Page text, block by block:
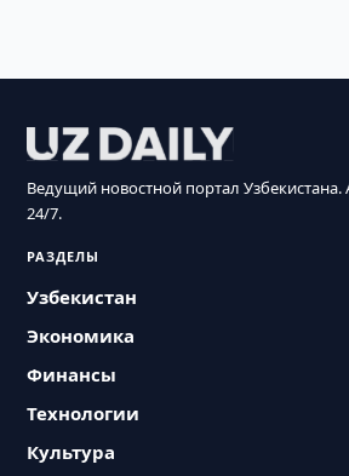
Ведущий новостной портал Узбекистана.
24/7.
РАЗДЕЛЫ
Узбекистан
Экономика
Финансы
Технологии
Культура